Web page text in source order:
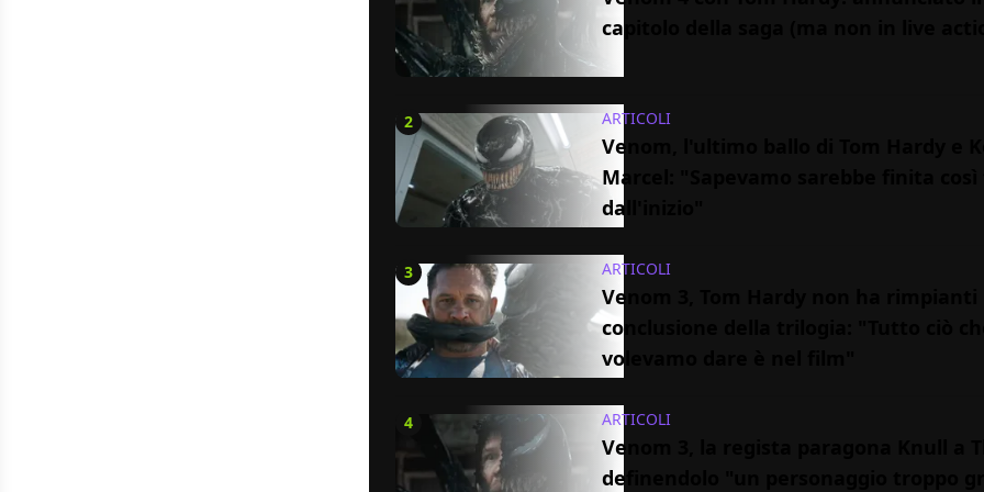
capitolo della saga (ma non in live
2 ARTICOLI
Venom, l'ultimo ballo di Tom Hardy e
Marcel: "Sapevamo sarebbe finita così
dall'inizio"
3 ARTICOLI
Venom 3, Tom Hardy non ha rimpianti
conclusione della trilogia: "Tutto ciò che
volevamo dare è nel film"
4 ARTICOLI
Venom 3, la regista paragona Knull a
definendolo "un personaggio troppo